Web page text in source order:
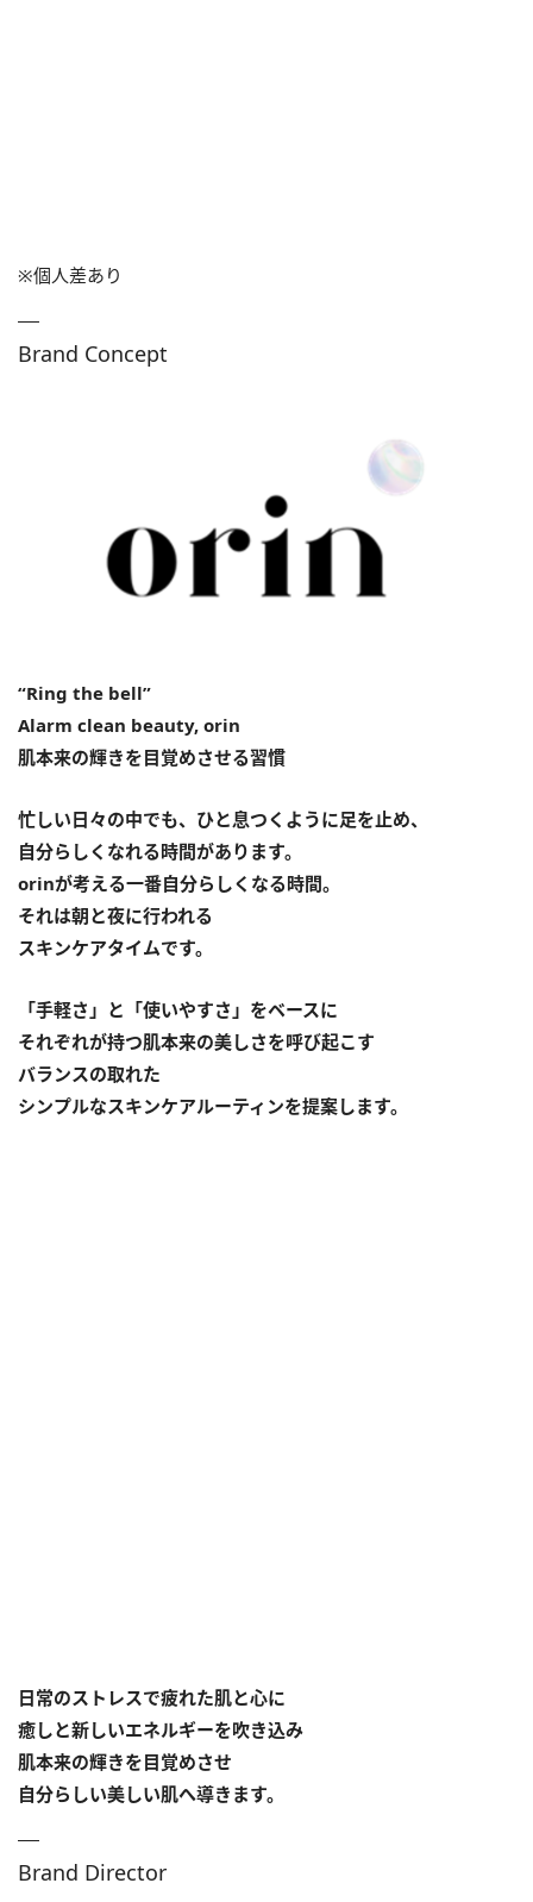
※個人差あり
Brand Concept
“Ring the bell”
Alarm clean beauty, orin
肌本来の輝きを目覚めさせる習慣
忙しい日々の中でも、ひと息つくように足を止め、
自分らしくなれる時間があります。
orinが考える一番自分らしくなる時間。
それは朝と夜に行われる
スキンケアタイムです。
「手軽さ」と「使いやすさ」をベースに
それぞれが持つ肌本来の美しさを呼び起こす
バランスの取れた
シンプルなスキンケアルーティンを提案します。
日常のストレスで疲れた肌と心に
癒しと新しいエネルギーを吹き込み
肌本来の輝きを目覚めさせ
自分らしい美しい肌へ導きます。
Brand Director